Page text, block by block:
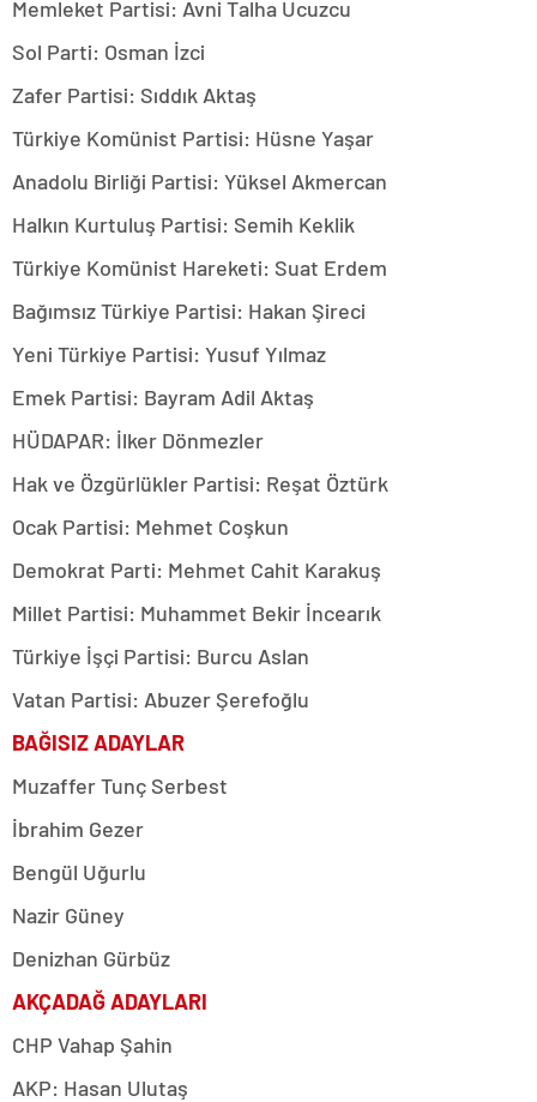
Memleket Partisi: Avni Talha Ucuzcu
Sol Parti: Osman İzci
Zafer Partisi: Sıddık Aktaş
Türkiye Komünist Partisi: Hüsne Yaşar
Anadolu Birliği Partisi: Yüksel Akmercan
Halkın Kurtuluş Partisi: Semih Keklik
Türkiye Komünist Hareketi: Suat Erdem
Bağımsız Türkiye Partisi: Hakan Şireci
Yeni Türkiye Partisi: Yusuf Yılmaz
Emek Partisi: Bayram Adil Aktaş
HÜDAPAR: İlker Dönmezler
Hak ve Özgürlükler Partisi: Reşat Öztürk
Ocak Partisi: Mehmet Coşkun
Demokrat Parti: Mehmet Cahit Karakuş
Millet Partisi: Muhammet Bekir İncearık
Türkiye İşçi Partisi: Burcu Aslan
Vatan Partisi: Abuzer Şerefoğlu
BAĞISIZ ADAYLAR
Muzaffer Tunç Serbest
İbrahim Gezer
Bengül Uğurlu
Nazir Güney
Denizhan Gürbüz
AKÇADAĞ ADAYLARI
CHP Vahap Şahin
AKP: Hasan Ulutaş